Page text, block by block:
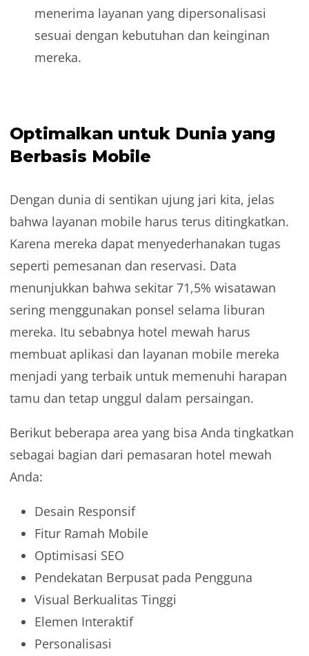
menerima layanan yang dipersonalisasi
sesuai dengan kebutuhan dan keinginan
mereka.
Optimalkan untuk Dunia yang
Berbasis Mobile
Dengan dunia di sentikan ujung jari kita, jelas
bahwa layanan mobile harus terus ditingkatkan.
Karena mereka dapat menyederhanakan tugas
seperti pemesanan dan reservasi. Data
menunjukkan bahwa sekitar 71,5% wisatawan
sering menggunakan ponsel selama liburan
mereka. Itu sebabnya hotel mewah harus
membuat aplikasi dan layanan mobile mereka
menjadi yang terbaik untuk memenuhi harapan
tamu dan tetap unggul dalam persaingan.
Berikut beberapa area yang bisa Anda tingkatkan
sebagai bagian dari pemasaran hotel mewah
Anda:
Desain Responsif
Fitur Ramah Mobile
Optimisasi SEO
Pendekatan Berpusat pada Pengguna
Visual Berkualitas Tinggi
Elemen Interaktif
Personalisasi